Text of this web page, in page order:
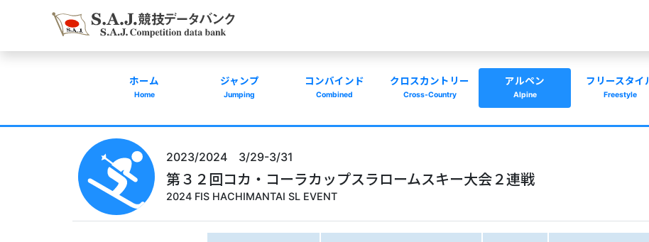
ホーム
Home
ジャンプ
Jumping
コンバインド
Combined
クロスカントリー
Cross-Country
アルペン
Alpine
フリースタイ
Freestyle
2023/2024 3/29-3/31
第３２回コカ・コーラカップスラロームスキー大会２連戦
2024 FIS HACHIMANTAI SL EVENT